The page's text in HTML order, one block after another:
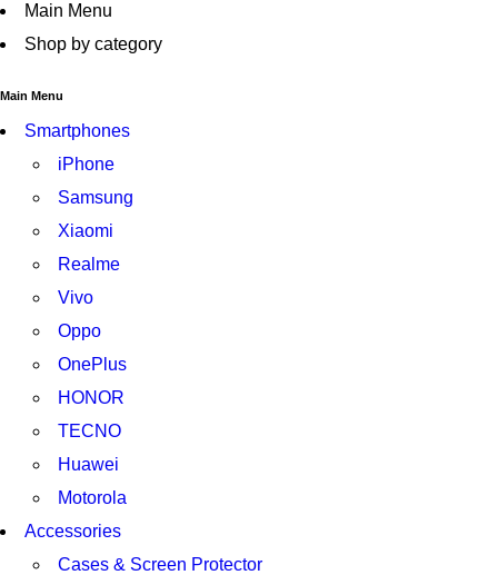
Main Menu
Shop by category
Main Menu
Smartphones
iPhone
Samsung
Xiaomi
Realme
Vivo
Oppo
OnePlus
HONOR
TECNO
Huawei
Motorola
Accessories
Cases & Screen Protector